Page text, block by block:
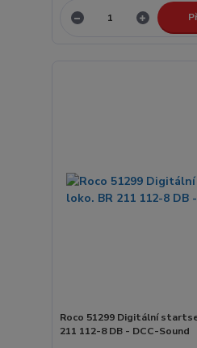
Roco 51299 Digitální
211 112-8 DB - DCC-Sound